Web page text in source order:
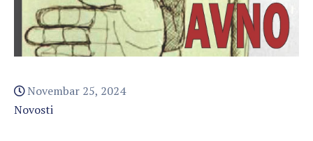
Novembar 25, 2024
Novosti